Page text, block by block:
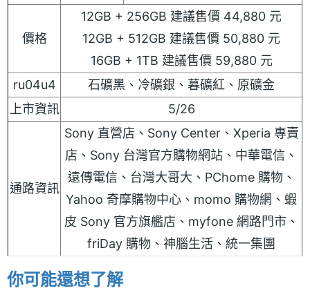
價格
12GB + 256GB 建議售價 44,880 元
12GB + 512GB 建議售價 50,880 元
16GB + 1TB 建議售價 59,880 元
ru04u4
石礦黑、冷礦銀、暮礦紅、原礦金
上市資訊
5/26
通路資訊
Sony 直營店、Sony Center、Xperia 專賣
店、Sony 台灣官方購物網站、中華電信、
遠傳電信、台灣大哥大、PChome 購物、
Yahoo 奇摩購物中心、momo 購物網、蝦
皮 Sony 官方旗艦店、myfone 網路門市、
friDay 購物、神腦生活、統一集團
你可能還想了解